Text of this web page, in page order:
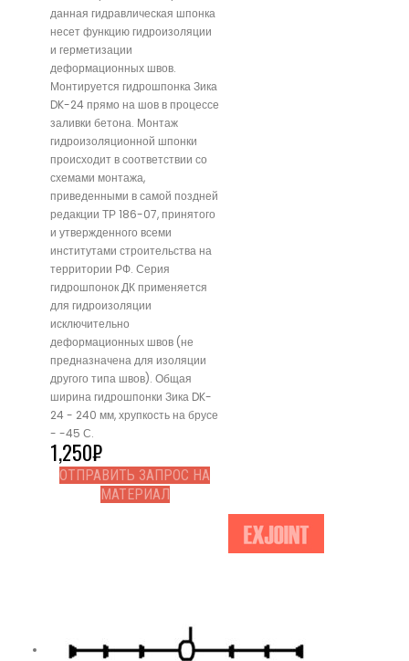
данная гидравлическая шпонка
несет функцию гидроизоляции
и герметизации
деформационных швов.
Монтируется гидрошпонка Зика
DK-24 прямо на шов в процессе
заливки бетона. Монтаж
гидроизоляционной шпонки
происходит в соответствии со
схемами монтажа,
приведенными в самой поздней
редакции ТР 186-07, принятого
и утвержденного всеми
институтами строительства на
территории РФ. Серия
гидрошпонок ДК применяется
для гидроизоляции
исключительно
деформационных швов (не
предназначена для изоляции
другого типа швов). Общая
ширина гидрошпонки Зика DK-
24 - 240 мм, хрупкость на брусе
- -45 С.
1,250₽
ОТПРАВИТЬ ЗАПРОС НА
МАТЕРИАЛ